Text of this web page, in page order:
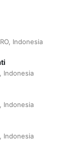
Indonesia
Indonesia
Indonesia
Indonesia